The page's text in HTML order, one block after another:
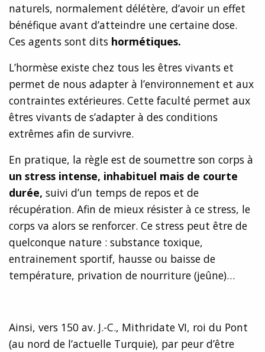
naturels, normalement délétère, d’avoir un effet
bénéfique avant d’atteindre une certaine dose.
Ces agents sont dits hormétiques.
L’hormèse existe chez tous les êtres vivants et
permet de nous adapter à l’environnement et aux
contraintes extérieures. Cette faculté permet aux
êtres vivants de s’adapter à des conditions
extrêmes afin de survivre.
En pratique, la règle est de soumettre son corps à
un stress intense, inhabituel mais de courte
durée, suivi d’un temps de repos et de
récupération. Afin de mieux résister à ce stress, le
corps va alors se renforcer. Ce stress peut être de
quelconque nature : substance toxique,
entrainement sportif, hausse ou baisse de
température, privation de nourriture (jeûne)…
Ainsi, vers 150 av. J.-C., Mithridate VI, roi du Pont
(au nord de l’actuelle Turquie), par peur d’être